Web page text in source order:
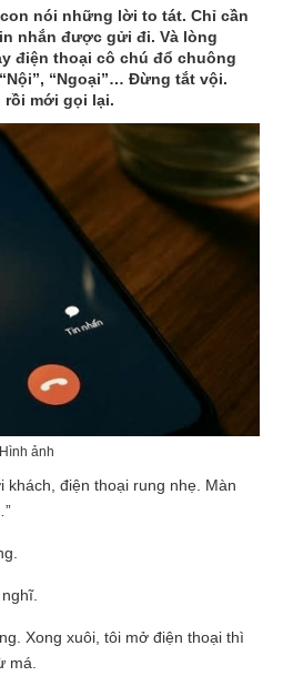
nói những lời to tát. Chỉ cần
nhắn được gửi đi. Và lòng
điện thoại cô chú đổ chuông
“Ngoại”… Đừng tắt vội.
mới gọi lại.
Hình ảnh
khách, điện thoại rung nhẹ. Màn
Xong xuôi, tôi mở điện thoại thì
má.